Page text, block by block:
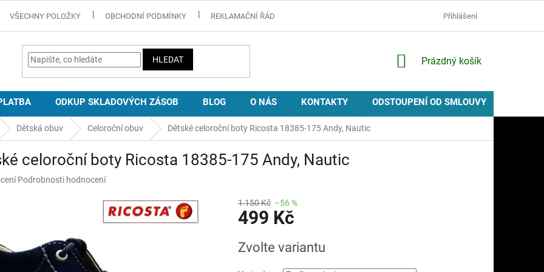
VŠECHNY POLOŽKY OBCHODNÍ PODMÍNKY REKLAMAČNÍ ŘÁD ZÁSADY POUŽÍVÁNÍ COOKIES
Přihlášení
HLEDAT
NÁKUPNÍ
Prázdný košík
ODKUP SKLADOVÝCH ZÁSOB BLOG O NÁS KONTAKTY ODSTOUPENÍ OD SMLOUVY
Dětská obuv Celoroční obuv Dětské celoroční boty Ricosta 18385-175 Andy, Nautic
celoroční boty Ricosta 18385-175 Andy, Nautic
Podrobnosti hodnocení
1 150 Kč –56 %
499 Kč
cena:
Zvolte variantu